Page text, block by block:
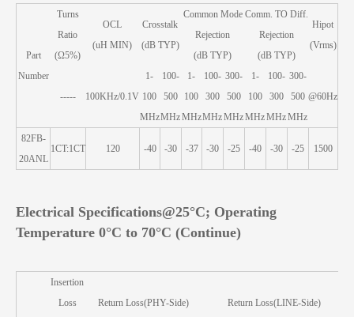
Part
Number
Turns
Ratio
(Ω5%)
OCL
(uH MIN)
Crosstalk
(dB TYP)
Common Mode
Rejection
(dB TYP)
Comm. TO Diff.
Rejection
(dB TYP)
Hipot
(Vrms)
----- 100KHz/0.1V
1-
100
MHz
100-
500
MHz
1-
100
MHz
100-
300
MHz
300-
500
MHz
1-
100
MHz
100-
300
MHz
300-
500
MHz
@60Hz
82FB-
20ANL
1CT:1CT 120 -40 -30 -37 -30 -25 -40 -30 -25 1500
Electrical Specifications@25°C; Operating
Temperature 0°C to 70°C (Continue)
Insertion
Loss
Return Loss(PHY-Side)
Return Loss(LINE-Side)